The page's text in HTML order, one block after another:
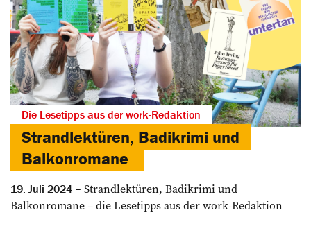
Die Lesetipps aus der work-Redaktion
Strandlektüren, Badikrimi und
Balkonromane
19. Juli 2024
Strandlektüren, Badikrimi und
Balkonromane – die Lesetipps aus der work-Redaktion